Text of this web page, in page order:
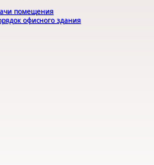
помещения
офисного здания